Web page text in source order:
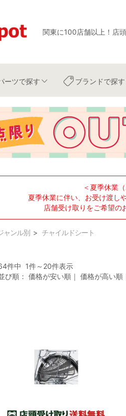
関東に100店舗以上 ！ 店
ーツで探す ブランドで探す
＜夏季休業
夏季休業に伴い、お受け渡し
店舗受け取りをご希望の
ャンル別 チャイルドシート
件中 1件～20件表示
び順：価格が安い順 ｜価格が高い順